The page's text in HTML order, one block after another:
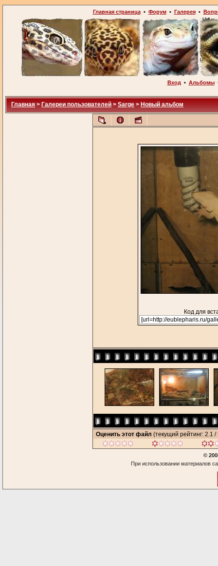
Главная страница• Форум• Галерея•
Вход • Альбомы
Главная > Галереи пользователей > Sarge > Новый альбом
Код для
Оценить этот файл (текущий рейтинг: 2.1 /
©
При использовании материалов